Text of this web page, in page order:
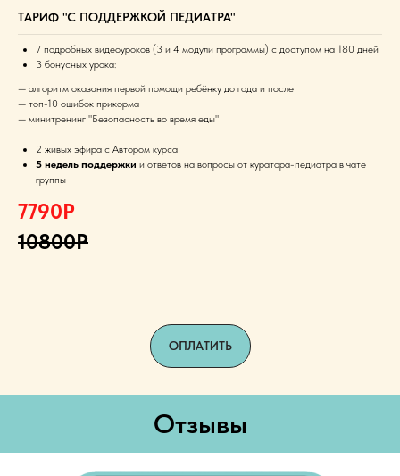
ТАРИФ "С ПОДДЕРЖКОЙ ПЕДИАТРА"
7 подробных видеоуроков (3 и 4 модули программы) с доступом на 180 дней
3 бонусных урока:
— алгоритм оказания первой помощи ребёнку до года и после
— топ-10 ошибок прикорма
— минитренинг "Безопасность во время еды"
2 живых эфира с Автором курса
5 недель поддержки и ответов на вопросы от куратора-педиатра в чате
группы
7790Р
10800Р
ОПЛАТИТЬ
Отзывы